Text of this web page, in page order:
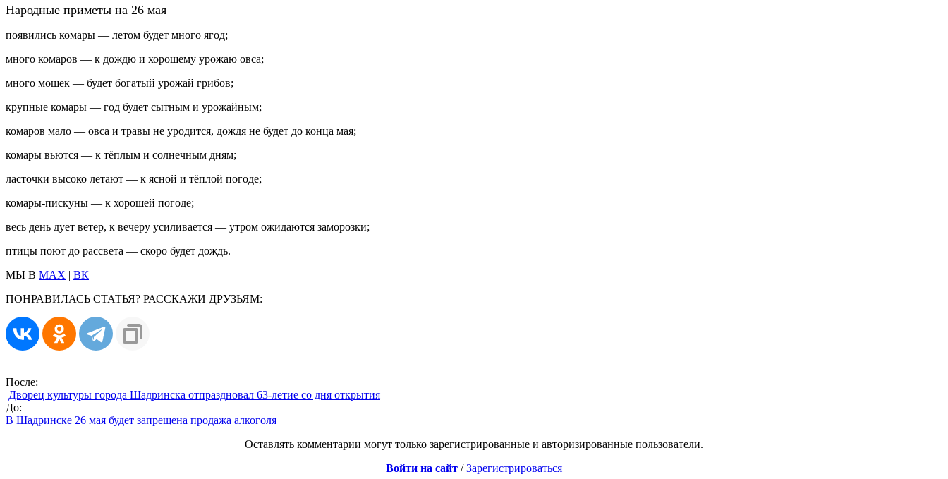
Народные приметы на 26 мая
появились комары — летом будет много ягод;
много комаров — к дождю и хорошему урожаю овса;
много мошек — будет богатый урожай грибов;
крупные комары — год будет сытным и урожайным;
комаров мало — овса и травы не уродится, дождя не будет до конца мая;
комары вьются — к тёплым и солнечным дням;
ласточки высоко летают — к ясной и тёплой погоде;
комары‑пискуны — к хорошей погоде;
весь день дует ветер, к вечеру усиливается — утром ожидаются заморозки;
птицы поют до рассвета — скоро будет дождь.
МЫ В MAX | ВК
ПОНРАВИЛАСЬ СТАТЬЯ? РАССКАЖИ ДРУЗЬЯМ:
После:
Дворец культуры города Шадринска отпраздновал 63-летие со дня открытия
До:
В Шадринске 26 мая будет запрещена продажа алкоголя
Оставлять комментарии могут только зарегистрированные и авторизированные пользователи.
Войти на сайт /Зарегистрироваться